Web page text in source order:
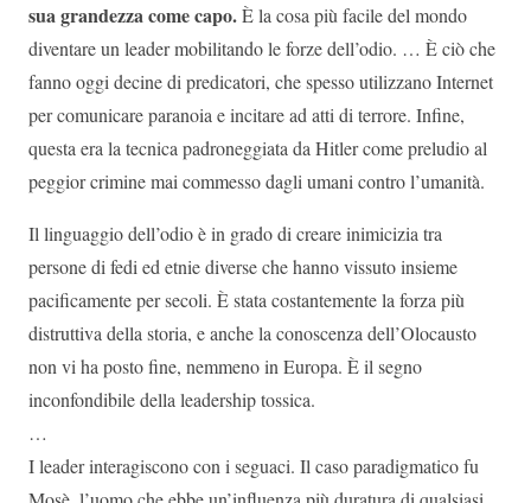
sua grandezza come capo.È la cosa più facile del mondo
diventare un leader mobilitando le forze dell’odio. … È ciò che
fanno oggi decine di predicatori, che spesso utilizzano Internet
per comunicare paranoia e incitare ad atti di terrore. Infine,
questa era la tecnica padroneggiata da Hitler come preludio al
peggior crimine mai commesso dagli umani contro l’umanità.
Il linguaggio dell’odio è in grado di creare inimicizia tra
persone di fedi ed etnie diverse che hanno vissuto insieme
pacificamente per secoli. È stata costantemente la forza più
distruttiva della storia, e anche la conoscenza dell’Olocausto
non vi ha posto fine, nemmeno in Europa. È il segno
inconfondibile della leadership tossica.
…
I leader interagiscono con i seguaci. Il caso paradigmatico fu